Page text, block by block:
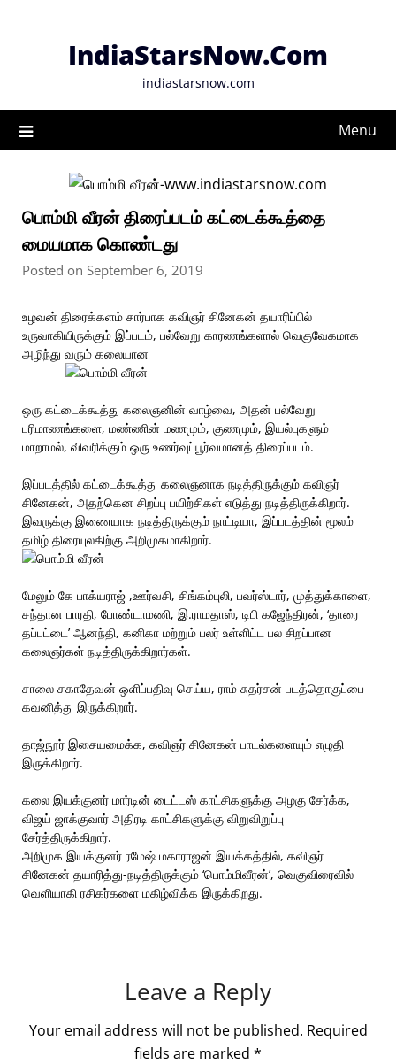
IndiaStarsNow.Com
indiastarsnow.com
Menu
பொம்மி வீரன் திரைப்படம் கட்டைக்கூத்தை
மையமாக கொண்டது
Posted on September 6, 2019
உழவன் திரைக்களம் சார்பாக கவிஞர் சினேகன் தயாரிப்பில்
உருவாகியிருக்கும் இப்படம், பல்வேறு காரணங்களால் வெகுவேகமாக
அழிந்து வரும் கலையான
ஒரு கட்டைக்கூத்து கலைஞனின் வாழ்வை, அதன் பல்வேறு
பரிமாணங்களை, மண்ணின் மணமும், குணமும், இயல்புகளும்
மாறாமல், விவரிக்கும் ஒரு உணர்வுப்பூர்வமானத் திரைப்படம்.
இப்படத்தில் கட்டைக்கூத்து கலைஞனாக நடித்திருக்கும் கவிஞர்
சினேகன், அதற்கென சிறப்பு பயிற்சிகள் எடுத்து நடித்திருக்கிறார்.
இவருக்கு இணையாக நடித்திருக்கும் நாட்டியா, இப்படத்தின் மூலம்
தமிழ் திரையுலகிற்கு அறிமுகமாகிறார்.
மேலும் கே பாக்யராஜ் ,ஊர்வசி, சிங்கம்புலி, பவர்ஸ்டார், முத்துக்காளை,
சந்தான பாரதி, போண்டாமணி, இ.ராமதாஸ், டிபி கஜேந்திரன், ‘தாரை
தப்பட்டை’ ஆனந்தி, கனிகா மற்றும் பலர் உள்ளிட்ட பல சிறப்பான
கலைஞர்கள் நடித்திருக்கிறார்கள்.
சாலை சகாதேவன் ஒளிப்பதிவு செய்ய, ராம் சுதர்சன் படத்தொகுப்பை
கவனித்து இருக்கிறார்.
தாஜ்நூர் இசையமைக்க, கவிஞர் சினேகன் பாடல்களையும் எழுதி
இருக்கிறார்.
கலை இயக்குனர் மார்டின் டைட்டஸ் காட்சிகளுக்கு அழகு சேர்க்க,
விஜய் ஜாக்குவார் அதிரடி காட்சிகளுக்கு விறுவிறுப்பு
சேர்த்திருக்கிறார்.
அறிமுக இயக்குனர் ரமேஷ் மகாராஜன் இயக்கத்தில், கவிஞர்
சினேகன் தயாரித்து-நடித்திருக்கும் ‘பொம்மிவீரன்’, வெகுவிரைவில்
வெளியாகி ரசிகர்களை மகிழ்விக்க இருக்கிறது.
Leave a Reply
Your email address will not be published. Required
fields are marked *